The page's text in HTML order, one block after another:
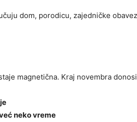
dom, porodicu, zajedničke
magnetična. Kraj novembra
neko vreme